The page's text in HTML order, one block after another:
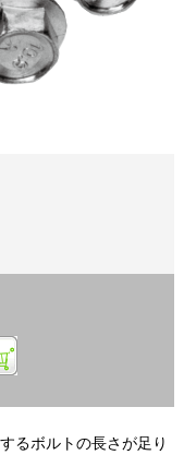
るボルトの長さが足り